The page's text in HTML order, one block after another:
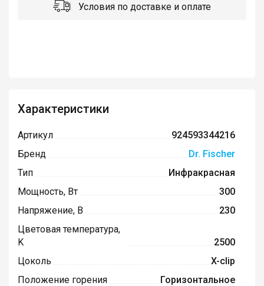
Условия по доставке и оплате
Характеристики
Артикул
924593344216
Бренд
Dr. Fischer
Тип
Инфракрасная
Мощность, Вт
300
Напряжение, В
230
Цветовая температура,
K
2500
Цоколь
X-clip
Положение горения
Горизонтальное